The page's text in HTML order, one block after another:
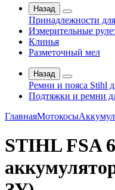
Назад
Принадлежности для
Измерительные
Клинья
Разметочный мел
Назад
Ремни и пояса Stihl
Подтяжки и ремни
ГлавнаяМотокосы
STIHL FSA